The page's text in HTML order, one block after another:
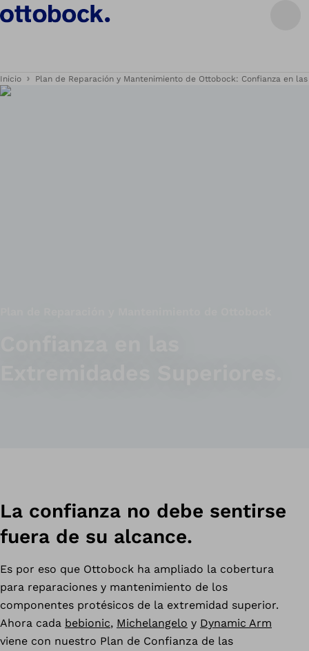
Inicio Plan de Reparación y Mantenimiento de Ottobock: Confianza en
La confianza no debe sentirse
fuera de su alcance.
Es por eso que Ottobock ha ampliado la cobertura
para reparaciones y mantenimiento de los
componentes protésicos de la extremidad superior.
Ahora cada bebionic, Michelangelo y Dynamic Arm
viene con nuestro Plan de Confianza de las